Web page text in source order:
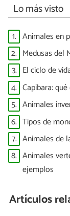
Lo más visto
1. Animales en
2. Medusas del
3. El ciclo de
4. Capibara:
5. Animales
6. Tipos de
7. Animales de
8. Animales
ejemplos
Artículos